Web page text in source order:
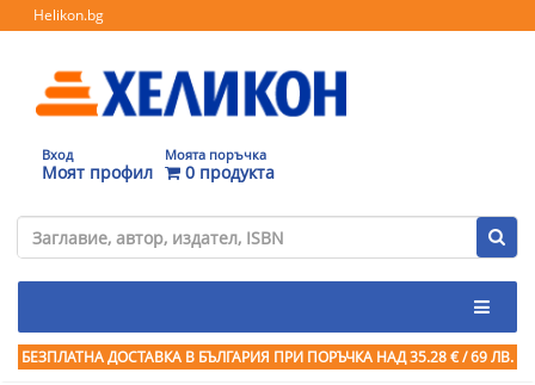
Helikon.bg
Вход
Моят профил
Моята поръчка
0 продукта
БЕЗПЛАТНА ДОСТАВКА В БЪЛГАРИЯ ПРИ ПОРЪЧКА НАД 35.28 € / 69 ЛВ.